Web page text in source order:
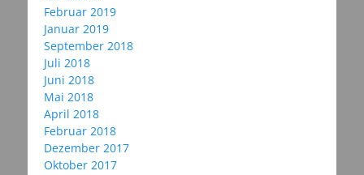
Februar 2019
Januar 2019
September 2018
Juli 2018
Juni 2018
Mai 2018
April 2018
Februar 2018
Dezember 2017
Oktober 2017